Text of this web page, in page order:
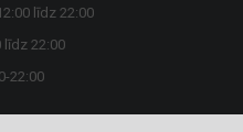
līdz 22:00
līdz 22:00
22:00